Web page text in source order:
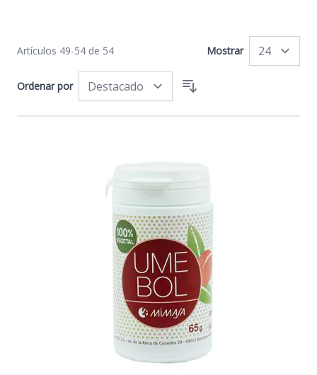
Ordenar por
Artículos 49-54 de 54 Mostrar